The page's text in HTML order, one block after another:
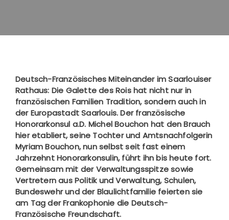
Deutsch-Französisches Miteinander im Saarlouiser
Rathaus: Die Galette des Rois hat nicht nur in
französischen Familien Tradition, sondern auch in
der Europastadt Saarlouis. Der französische
Honorarkonsul a.D. Michel Bouchon hat den Brauch
hier etabliert, seine Tochter und Amtsnachfolgerin
Myriam Bouchon, nun selbst seit fast einem
Jahrzehnt Honorarkonsulin, führt ihn bis heute fort.
Gemeinsam mit der Verwaltungsspitze sowie
Vertretern aus Politik und Verwaltung, Schulen,
Bundeswehr und der Blaulichtfamilie feierten sie
am Tag der Frankophonie die Deutsch-
Französische Freundschaft.